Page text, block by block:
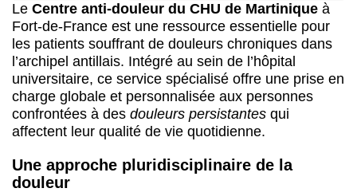
Le Centre anti-douleur du CHU de Martinique à
Fort-de-France est une ressource essentielle pour
les patients souffrant de douleurs chroniques dans
l’archipel antillais. Intégré au sein de l’hôpital
universitaire, ce service spécialisé offre une prise en
charge globale et personnalisée aux personnes
confrontées à des douleurs persistantes qui
affectent leur qualité de vie quotidienne.
Une approche pluridisciplinaire de la
douleur